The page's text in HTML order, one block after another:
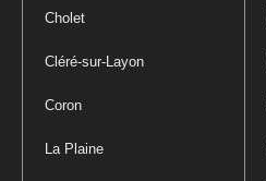
Cholet
Cléré-sur-Layon
Coron
La Plaine